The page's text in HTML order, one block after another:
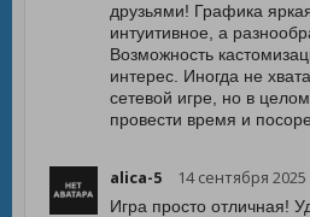
друзьями! Графика
интуитивное, а
Возможность
интерес. Иногда не
сетевой игре, но в
провести время и
alica-5 14 сентября 2025
Игра просто отличная!